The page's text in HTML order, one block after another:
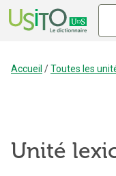
Accueil /Toutes les
Unité